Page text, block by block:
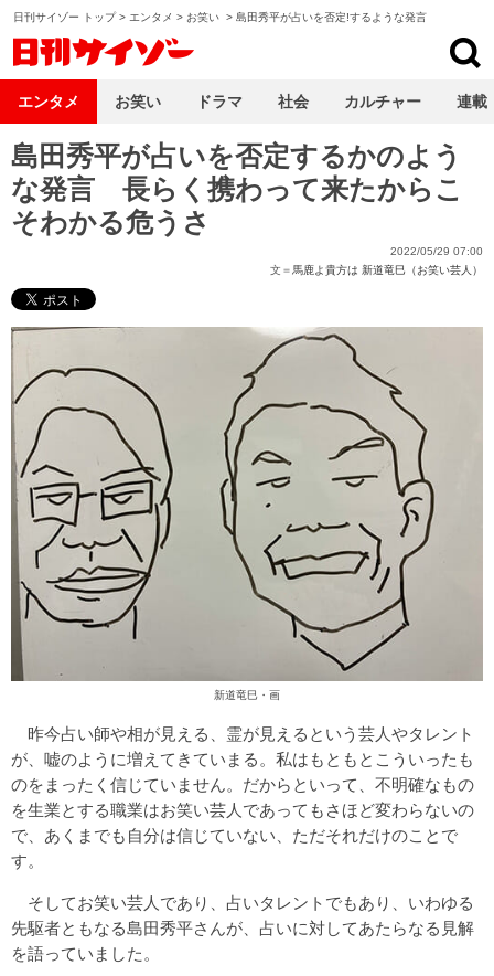
日刊サイゾー トップ> エンタメ > お笑い > 島田秀平が占いを否定!するような発言
島田秀平が占いを否定するかのよう
な発言 長らく携わって来たからこ
そわかる危うさ
2022/05/29 07:00
文＝ 馬鹿よ貴方は 新道竜巳（お笑い芸人）
新道竜巳・画
昨今占い師や相が見える、霊が見えるという芸人やタレント
が、嘘のように増えてきていまる。私はもともとこういったも
のをまったく信じていません。だからといって、不明確なもの
を生業とする職業はお笑い芸人であってもさほど変わらないの
で、あくまでも自分は信じていない、ただそれだけのことで
す。
そしてお笑い芸人であり、占いタレントでもあり、いわゆる
先駆者ともなる島田秀平さんが、占いに対してあたらなる見解
を語っていました。
エンタメ お笑い ドラマ 社会 カルチャー 連載